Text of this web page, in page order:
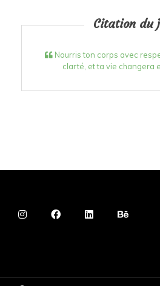
Citation du
Nourris ton corps avec
clarté, et ta vie changera